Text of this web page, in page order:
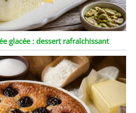
glacée : dessert rafraîchissant